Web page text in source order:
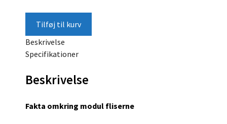
Tilføj til kurv
Beskrivelse
Specifikationer
Beskrivelse
Fakta omkring modul fliserne